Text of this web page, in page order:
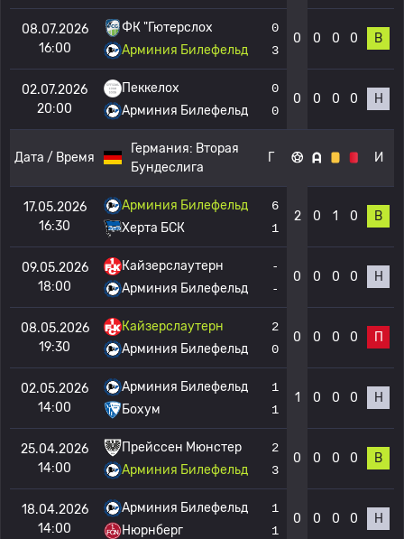
08.07.2026
16:00
ФК "Гютерслох
Арминия Билефельд
0
3
0 0 0 0 В
02.07.2026
20:00
Пеккелох
Арминия Билефельд
0
0
0 0 0 0 Н
Дата / Время
Германия: Вторая
Бундеслига
Г И
17.05.2026
16:30
Арминия Билефельд
Херта БСК
6
1
2 0 1 0 В
09.05.2026
18:00
Кайзерслаутерн
Арминия Билефельд
-
-
0 0 0 0 Н
08.05.2026
19:30
Кайзерслаутерн
Арминия Билефельд
2
0
0 0 0 0 П
02.05.2026
14:00
Арминия Билефельд
Бохум
1
1
1 0 0 0 Н
25.04.2026
14:00
Прейссен Мюнстер
Арминия Билефельд
2
3
0 0 0 0 В
18.04.2026
14:00
Арминия Билефельд
Нюрнберг
1
1
0 0 0 0 Н